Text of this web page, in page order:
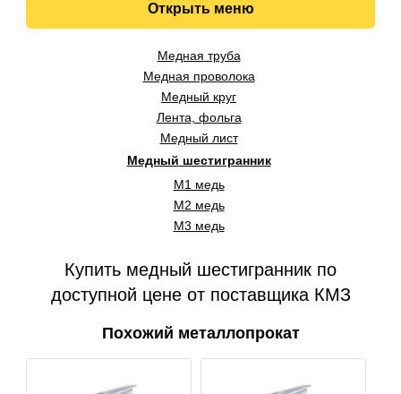
Открыть меню
Медная труба
Медная проволока
Медный круг
Лента, фольга
Медный лист
Медный шестигранник
М1 медь
М2 медь
М3 медь
Купить медный шестигранник по
доступной цене от поставщика КМЗ
Похожий металлопрокат